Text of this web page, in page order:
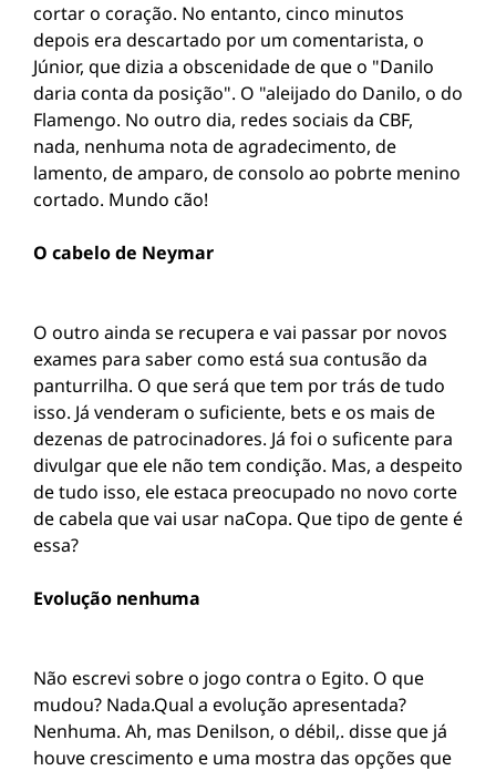
cortar o coração. No entanto, cinco minutos
depois era descartado por um comentarista, o
Júnior, que dizia a obscenidade de que o "Danilo
daria conta da posição". O "aleijado do Danilo, o do
Flamengo. No outro dia, redes sociais da CBF,
nada, nenhuma nota de agradecimento, de
lamento, de amparo, de consolo ao pobrte menino
cortado. Mundo cão!
O cabelo de Neymar
O outro ainda se recupera e vai passar por novos
exames para saber como está sua contusão da
panturrilha. O que será que tem por trás de tudo
isso. Já venderam o suficiente, bets e os mais de
dezenas de patrocinadores. Já foi o suficente para
divulgar que ele não tem condição. Mas, a despeito
de tudo isso, ele estaca preocupado no novo corte
de cabela que vai usar naCopa. Que tipo de gente é
essa?
Evolução nenhuma
Não escrevi sobre o jogo contra o Egito. O que
mudou? Nada.Qual a evolução apresentada?
Nenhuma. Ah, mas Denilson, o débil,. disse que já
houve crescimento e uma mostra das opções que